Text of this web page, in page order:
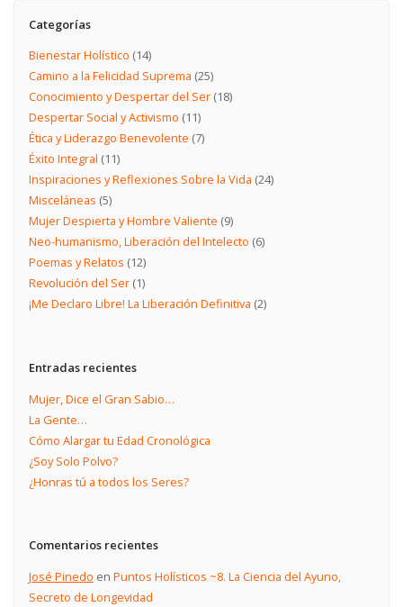
Categorías
Bienestar Holístico (14)
Camino a la Felicidad Suprema (25)
Conocimiento y Despertar del Ser(18)
Despertar Social y Activismo (11)
Ética y Liderazgo Benevolente (7)
Éxito Integral (11)
Inspiraciones y Reflexiones Sobre la Vida (24)
Misceláneas (5)
Mujer Despierta y Hombre Valiente (9)
Neo-humanismo, Liberación del Intelecto (6)
Poemas y Relatos (12)
Revolución del Ser(1)
¡Me Declaro Libre! La Liberación Definitiva (2)
Entradas recientes
Mujer, Dice el Gran Sabio…
La Gente…
Cómo Alargar tu Edad Cronológica
¿Soy Solo Polvo?
¿Honras tú a todos los Seres?
Comentarios recientes
José Pinedo en Puntos Holísticos ~8. La Ciencia del Ayuno,
Secreto de Longevidad